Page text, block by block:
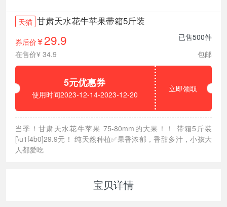
天猫 甘肃天水花牛苹果带箱5斤装
券后价¥29.9
已售500件
在售价¥ 34.9
包邮
5元优惠券
使用时间2023-12-14-2023-12-20
立即领取
当季！甘肃天水花牛苹果 75-80mm的大果！！ 带箱5斤装
[\u1f4b0]29.9元！ 纯天然种植✅果香浓郁，香甜多汁，小孩大
人都爱吃
宝贝详情